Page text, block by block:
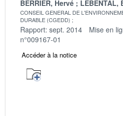
BERRIER, Hervé LEBENTAL,
CONSEIL GENERAL DE
DURABLE (CGEDD)
Rapport: sept. 2014 Mise en
n°009167-01
Accéder à la notice